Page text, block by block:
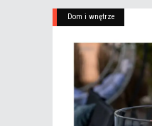
Dom i wnętrze